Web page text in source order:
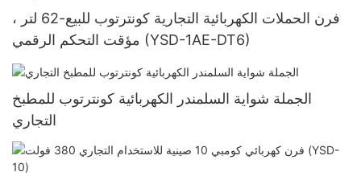
فرن الحملات الكهربائية التجارية كونترتوب للبيع-62 لتر ،
مؤقت التحكم الرقمي (YSD-1AE-DT6)
الجملة شواية السلمندر الكهربائية كونترتوب للمطبخ
التجاري